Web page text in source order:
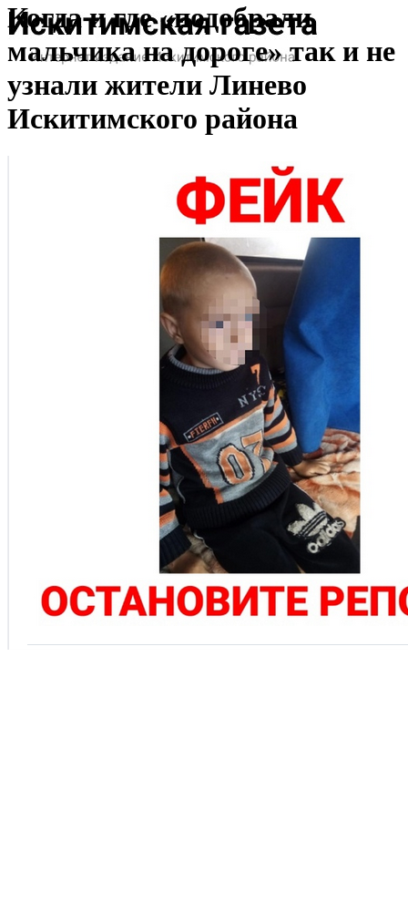
Когда и где «подобрали
мальчика на дороге» так и не
узнали жители Линево
Искитимского района